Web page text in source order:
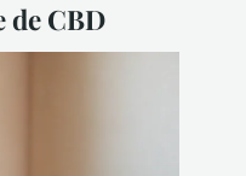
CBD